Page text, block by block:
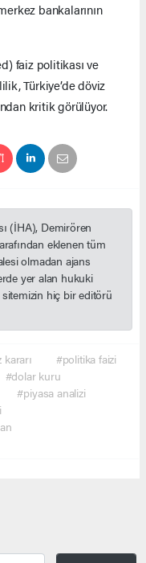
bankalarının
faiz politikası ve
Türkiye’de döviz
kritik görülüyor.
(İHA), Demirören
eklenen tüm
olmadan ajans
yer alan hukuki
hiç bir editörü
kararı
#politika faizi
#dolar kuru
#piyasa analizi